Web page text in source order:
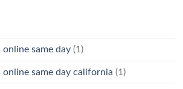
same day (1)
online same day california (1)